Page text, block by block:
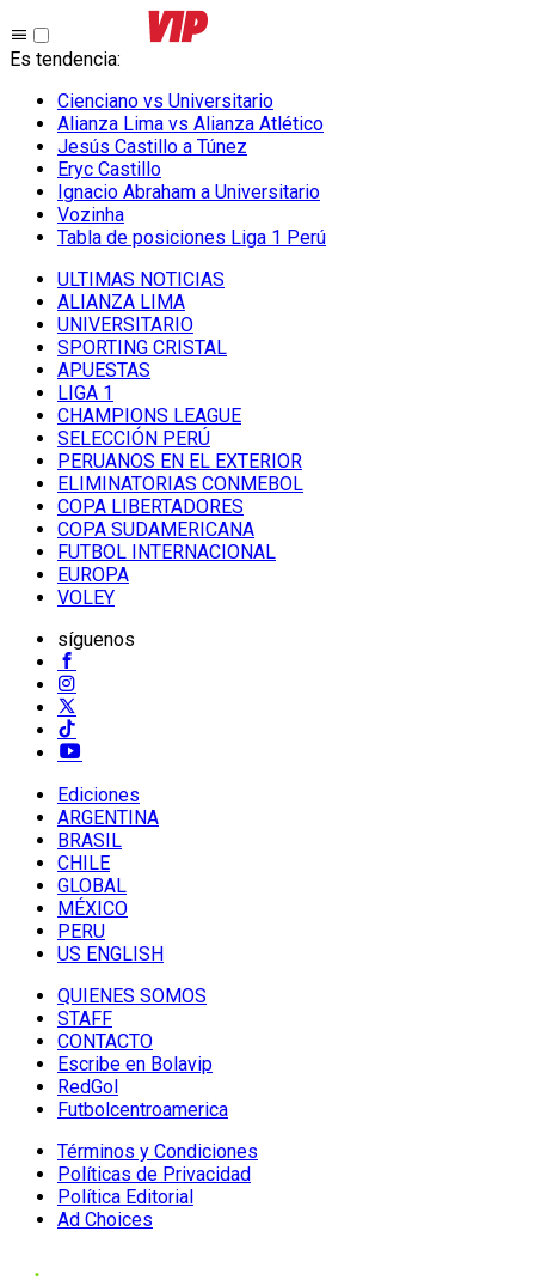
Es tendencia:
Cienciano vs Universitario
Alianza Lima vs Alianza Atlético
Jesús Castillo a Túnez
Eryc Castillo
Ignacio Abraham a Universitario
Vozinha
Tabla de posiciones Liga 1 Perú
ULTIMAS NOTICIAS
ALIANZA LIMA
UNIVERSITARIO
SPORTING CRISTAL
APUESTAS
LIGA 1
CHAMPIONS LEAGUE
SELECCIÓN PERÚ
PERUANOS EN EL EXTERIOR
ELIMINATORIAS CONMEBOL
COPA LIBERTADORES
COPA SUDAMERICANA
FUTBOL INTERNACIONAL
EUROPA
VOLEY
síguenos
Ediciones
ARGENTINA
BRASIL
CHILE
GLOBAL
MÉXICO
PERU
US ENGLISH
QUIENES SOMOS
STAFF
CONTACTO
Escribe en Bolavip
RedGol
Futbolcentroamerica
Términos y Condiciones
Políticas de Privacidad
Política Editorial
Ad Choices